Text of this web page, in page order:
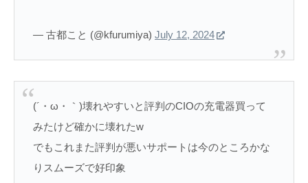
— 古都こと (@kfurumiya) July 12, 2024
(´・ω・｀)壊れやすいと評判のCIOの充電器買って
みたけど確かに壊れたw
でもこれまた評判が悪いサポートは今のところかな
りスムーズで好印象